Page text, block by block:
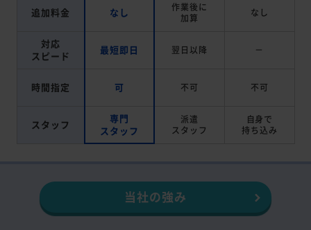
追加料金 なし
作業後に
加算
なし
対応
スピード
最短即日 翌日以降 －
時間指定 可 不可 不可
スタッフ
専門
スタッフ
派遣
スタッフ
自身で
持ち込み
当社の強み